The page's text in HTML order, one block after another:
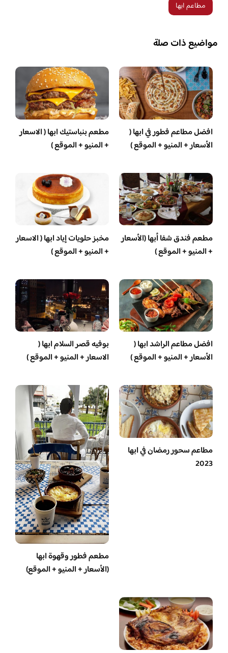
مطاعم ابها
مواضيع ذات صلة
افضل مطاعم فطور في ابها (
الأسعار + المنيو + الموقع )
مطعم بنباستيك ابها ( الاسعار
+ المنيو + الموقع )
مطعم فندق شفا أبها (الأسعار
+ المنيو + الموقع )
مخبز حلويات إياد ابها ( الاسعار
+ المنيو + الموقع )
افضل مطاعم الراشد ابها (
الأسعار + المنيو + الموقع )
بوفيه قصر السلام ابها (
الاسعار + المنيو + الموقع )
مطاعم سحور رمضان في ابها
2023
مطعم فطور وقهوة ابها
(الأسعار + المنيو + الموقع)